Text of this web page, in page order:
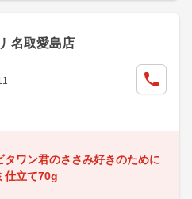
名取愛島店
タワン君のささみ好きのために
仕立て70g